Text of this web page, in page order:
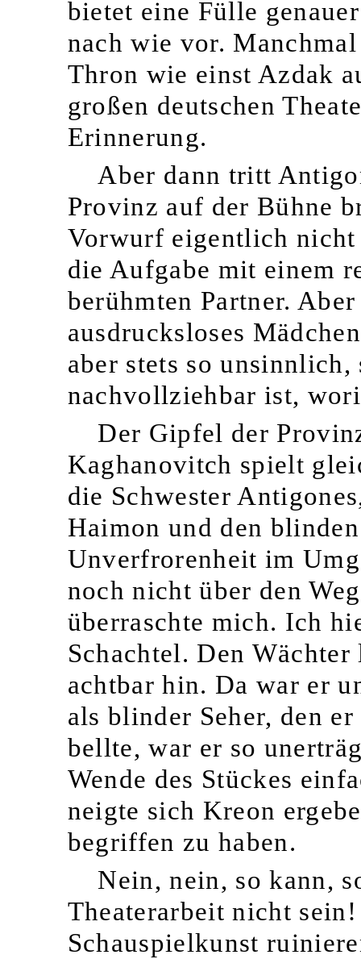
bietet eine Fülle
nach wie vor.
Thron wie einst Azdak
großen deutschen
Erinnerung.
Aber dann tritt
Provinz auf der Bühne
Vorwurf eigentlich nicht
die Aufgabe mit einem
berühmten Partner.
ausdrucksloses
aber stets so
nachvollziehbar ist,
Der Gipfel der
Kaghanovitch spielt
die Schwester
Haimon und den
Unverfrorenheit im
noch nicht über den
überraschte mich. Ich
Schachtel. Den
achtbar hin. Da war er
als blinder Seher, den
bellte, war er so
Wende des Stückes
neigte sich Kreon
begriffen zu haben.
Nein, nein, so kann,
Theaterarbeit nicht
Schauspielkunst